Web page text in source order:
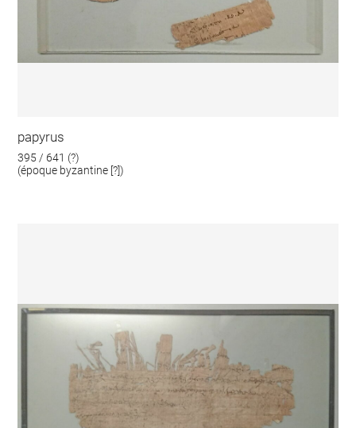
papyrus
395 / 641 (?)
(époque byzantine [?])